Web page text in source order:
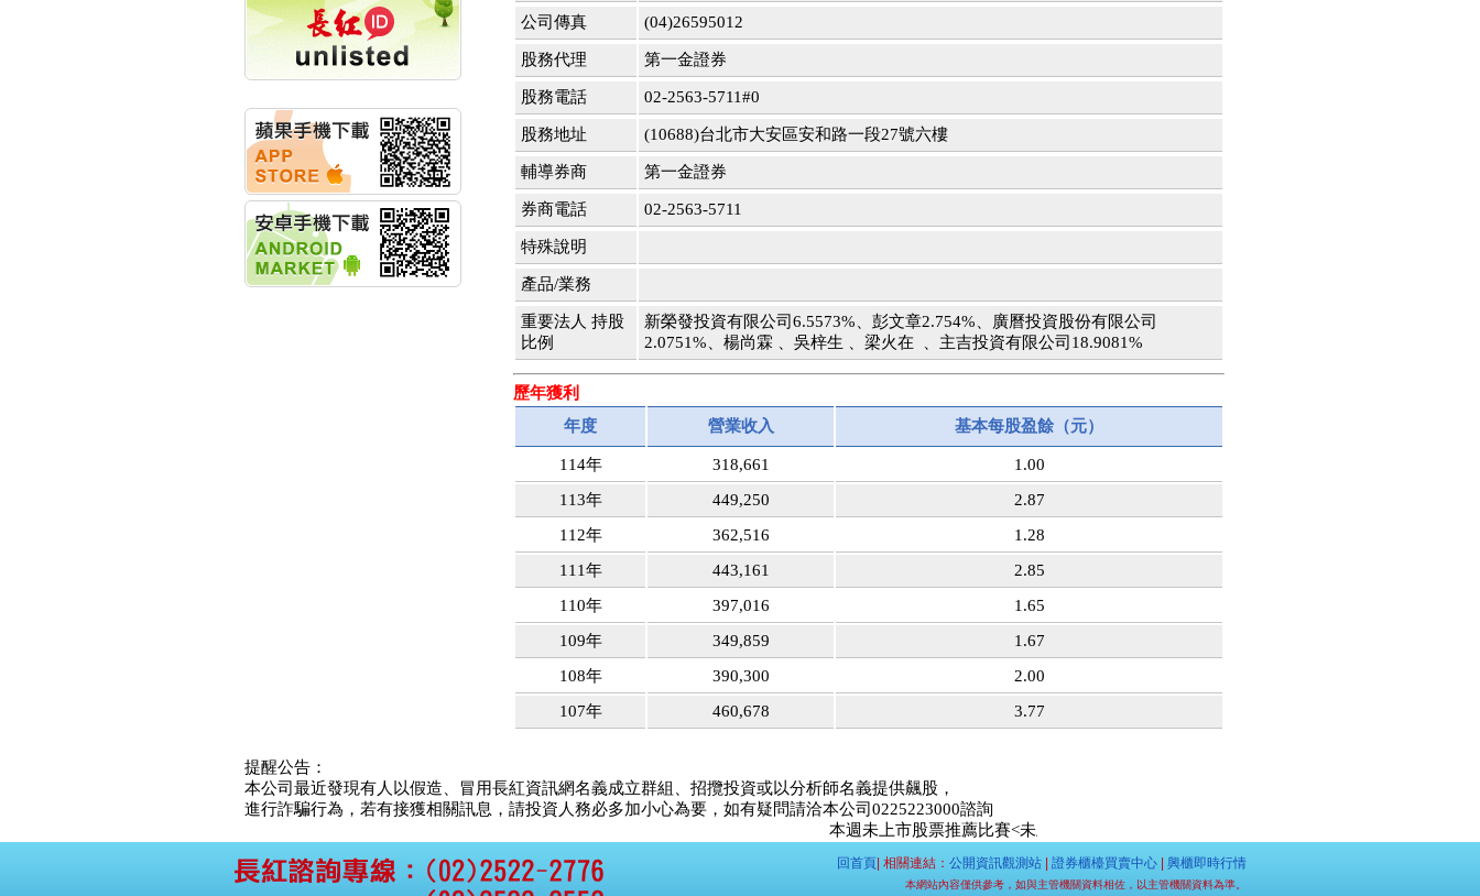
秀育企業:秀育SHO-U儲
能系統 獲國內首張CNS
認證
聯博投信:聯博00404A
華旭先進:代重要子公司
碩通散熱股份有限公司
公告董事會通過發言人
及代理發
華旭先進:代重要子公司
碩通散熱股份有限公司
公告董事會決議發行員
工認股權
華旭先進:代重要子公司
「新北市淡水區海鷗段
11
阿波羅電力:公告本公司
永信藥品工業:本公司委
外廠商活動網站消費者
資訊外流事宜
公司傳真 (04)26595012
股務代理 第一金證券
股務電話 02-2563-5711#0
股務地址 (10688)台北市大安區安和路一段27號六樓
輔導券商 第一金證券
券商電話 02-2563-5711
特殊說明
產品/業務
重要法人 持股
比例
新榮發投資有限公司6.5573%、彭文章2.754%、廣曆投資股份有限公司
2.0751%、楊尚霖 、吳梓生 、梁火在 、主吉投資有限公司18.9081%
歷年獲利
年度
營業收入 基本每股盈餘（元）
114年 318,661
1.00
113年
449,250
2.87
112年
362,516
1.28
111年
443,161
2.85
110年
397,016
1.65
109年
349,859
1.67
108年
390,300
2.00
107年
460,678 3.77
提醒公告：
本公司最近發現有人以假造、冒用長紅資訊網名義成立群組、招攬投資或以分析師名義提供飆股，
進行詐騙行為，若有接獲相關訊息，請投資人務必多加小心為要，如有疑問請洽本公司0225223000諮詢
本週未上市股票推薦比賽<未上市達人>出爐: 第一名 LeeYOYO 未上市股票:昱鐳應材 漲幅:
回首頁 | 相關連結： 公開資訊觀測站 證券櫃檯買賣中心 興櫃即時行情
本網站內容僅供參考，如與主管機關資料相佐，以主管機關資料為準。